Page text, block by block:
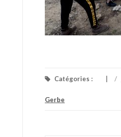
Catégories : /
Gerbe